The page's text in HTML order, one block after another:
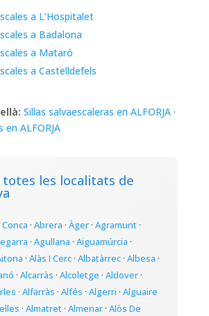
a L’Hospitalet
a Badalona
a Mataró
a Castelldefels
Sillas salvaescaleras en ALFORJA·
en ALFORJA
les localitats de
· Abrera · Àger· Agramunt·
· Agullana · Aiguamúrcia ·
· Alàs I Cerc· Albatàrrec· Albesa ·
· Alcarràs · Alcoletge · Aldover·
· Alfarràs · Alfés · Algerri · Alguaire
· Almatret· Almenar· Alòs De